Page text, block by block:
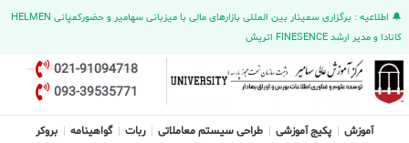
🔔 اطلاعیه : برگزاری سمینار بین المللی بازارهای مالی با میزبانی سهامیر و حضورکمپانی HELMEN
کانادا و مدیر ارشد FINESENCE اتریش
021-91094718
093-39535771
آموزش پکیج آموزشی طراحی سیستم معاملاتی ربات گواهینامه بروکر